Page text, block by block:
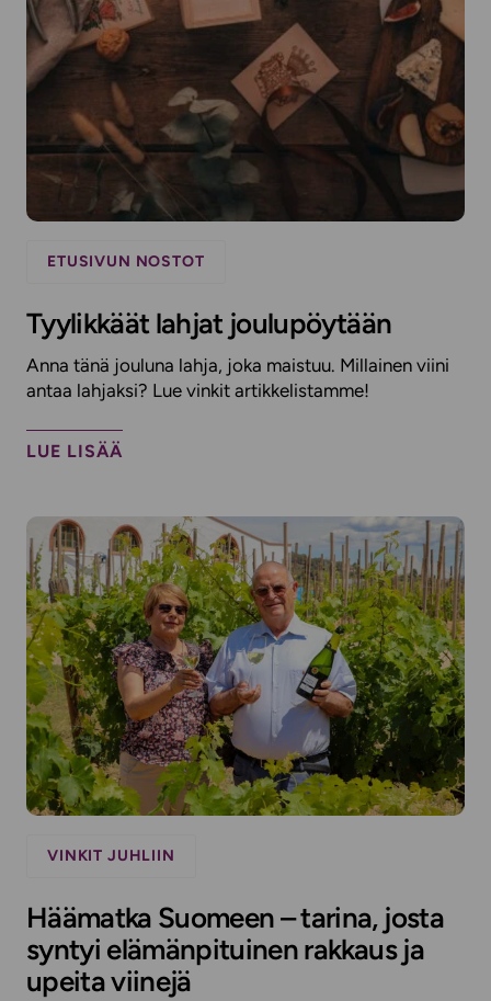
ETUSIVUN NOSTOT
Tyylikkäät lahjat joulupöytään
Anna tänä jouluna lahja, joka maistuu. Millainen viini
antaa lahjaksi? Lue vinkit artikkelistamme!
LUE LISÄÄ
VINKIT JUHLIIN
Häämatka Suomeen – tarina, josta
syntyi elämänpituinen rakkaus ja
upeita viinejä